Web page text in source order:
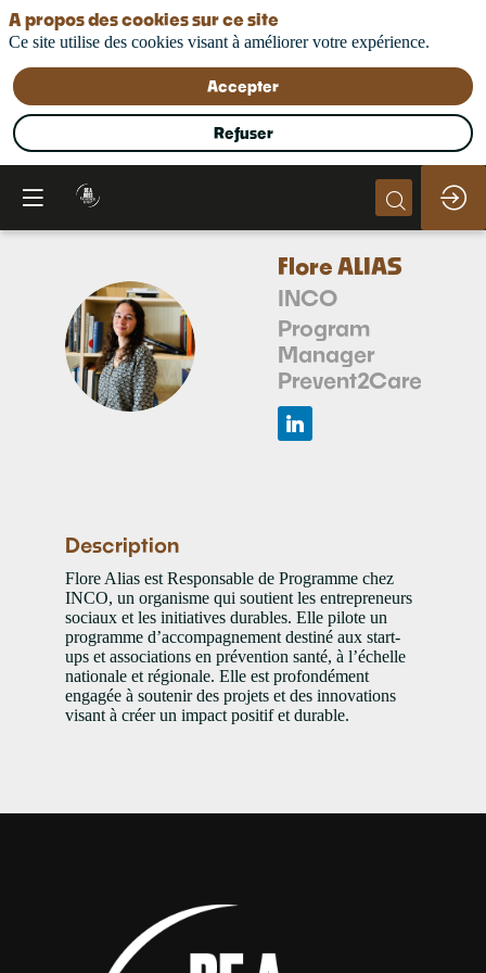
FA
FloreALIAS
INCO
Program
Manager
Prevent2Care
Description
Flore Alias est Responsable de Programme chez
INCO, un organisme qui soutient les entrepreneurs
sociaux et les initiatives durables. Elle pilote un
programme d’accompagnement destiné aux start-
ups et associations en prévention santé, à l’échelle
nationale et régionale. Elle est profondément
engagée à soutenir des projets et des innovations
visant à créer un impact positif et durable.
A propos des cookies sur ce site
Ce site utilise des cookies visant à améliorer votre expérience.
Accepter
Refuser